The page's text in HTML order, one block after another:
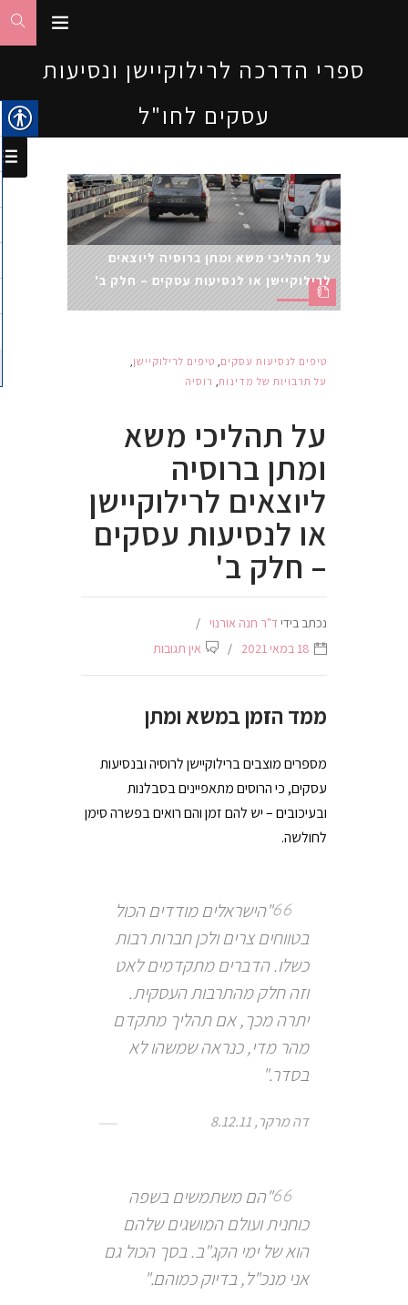
ספרי הדרכה לרילוקיישן ונסיעות
עסקים לחו"ל
על תהליכי משא ומתן ברוסיה ליוצאים
לרילוקיישן או לנסיעות עסקים – חלק ב'
טיפים לנסיעות עסקים, טיפים לרילוקיישן,
על תרבויות של מדינות, רוסיה
על תהליכי משא
ומתן ברוסיה
ליוצאים לרילוקיישן
או לנסיעות עסקים
– חלק ב'
נכתב בידיד"ר חנה אורנוי
18 במאי 2021
אין תגובות
ממד הזמן במשא ומתן
מספרים מוצבים ברילוקיישן לרוסיה ובנסיעות
עסקים, כי הרוסים מתאפיינים בסבלנות
ובעיכובים – יש להם זמן והם רואים בפשרה סימן
לחולשה.
"הישראלים מודדים הכול
בטווחים צרים ולכן חברות רבות
כשלו. הדברים מתקדמים לאט
וזה חלק מהתרבות העסקית.
יתרה מכך, אם תהליך מתקדם
מהר מדי, כנראה שמשהו לא
בסדר."
דה מרקר, 8.12.11
"הם משתמשים בשפה
כוחנית ועולם המושגים שלהם
הוא של ימי הקג"ב. בסך הכול גם
אני מנכ"ל, בדיוק כמוהם."